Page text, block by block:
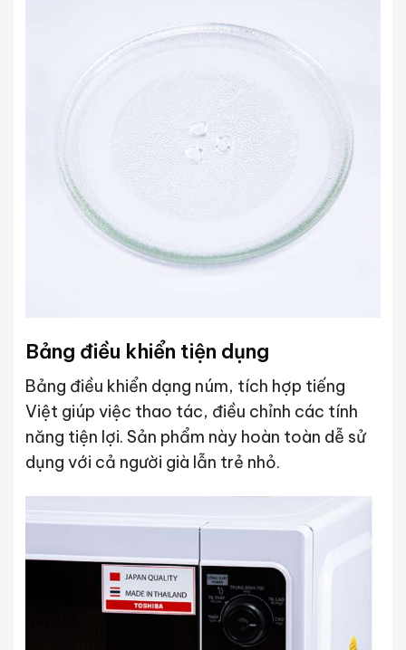
Bảng điều khiển tiện dụng
Bảng điều khiển dạng núm, tích hợp tiếng
Việt giúp việc thao tác, điều chỉnh các tính
năng tiện lợi. Sản phẩm này hoàn toàn dễ sử
dụng với cả người già lẫn trẻ nhỏ.